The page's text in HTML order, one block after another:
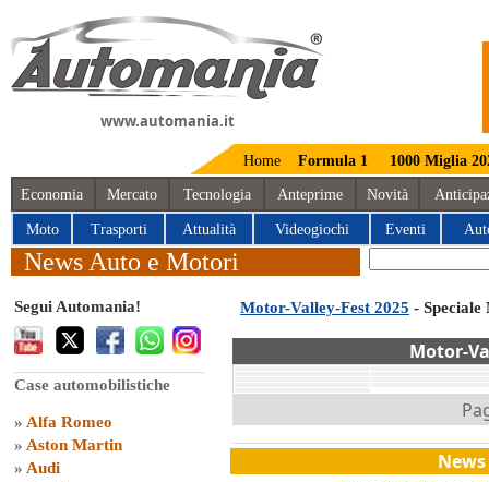
www.automania.it
Home Formula 1 1000 Miglia
Economia Mercato Tecnologia Anteprime Novità
Moto Trasporti Attualità Videogiochi Eventi
News Auto e Motori
Segui Automania!
Case automobilistiche
» Alfa Romeo
» Aston Martin
» Audi
Motor-Valley-Fest 2025 -
Motor-